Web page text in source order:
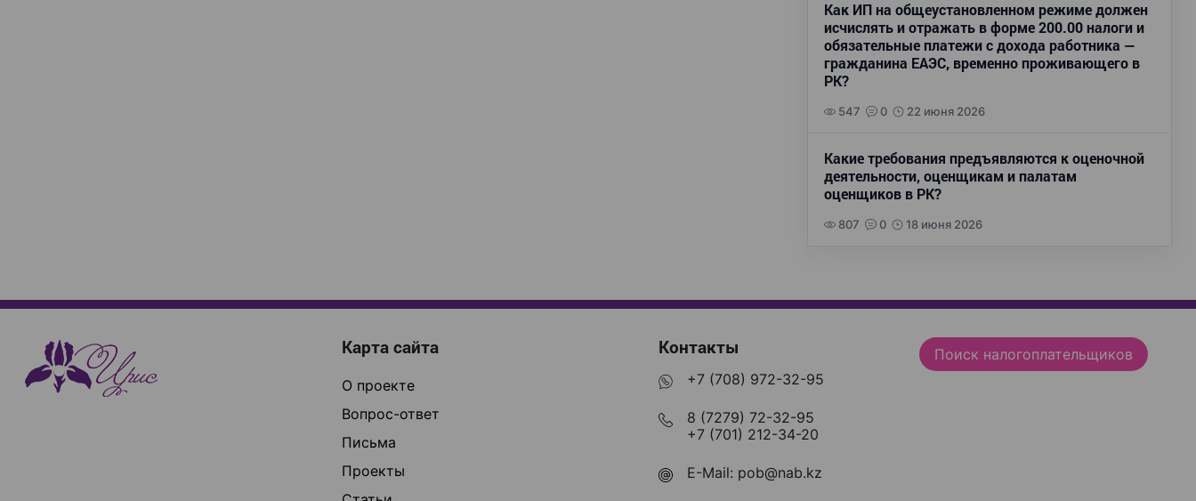
Как ИП на общеустановленном режиме должен
исчислять и отражать в форме 200.00 налоги и
обязательные платежи с дохода работника —
гражданина ЕАЭС, временно проживающего в
РК?
547 0 22 июня 2026
Какие требования предъявляются к оценочной
деятельности, оценщикам и палатам
оценщиков в РК?
807 0 18 июня 2026
Карта сайта
О проекте
Вопрос-ответ
Письма
Проекты
Контакты
+7 (708) 972-32-95
8 (7279) 72-32-95
+7 (701) 212-34-20
E-Mail: pob@nab.kz
Поиск налогоплательщиков